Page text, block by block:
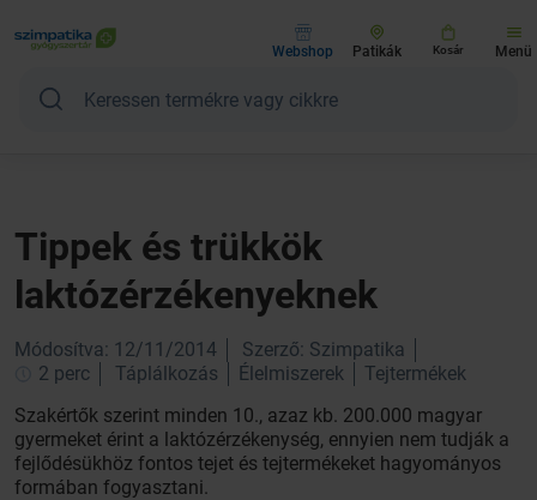
Webshop Patikák Kosár Menü
Tippek és trükkök
laktózérzékenyeknek
Módosítva: 12/11/2014
Szerző: Szimpatika
2 perc
Táplálkozás Élelmiszerek
Tejtermékek
Szakértők szerint minden 10., azaz kb. 200.000 magyar
gyermeket érint a laktózérzékenység, ennyien nem tudják a
fejlődésükhöz fontos tejet és tejtermékeket hagyományos
formában fogyasztani.